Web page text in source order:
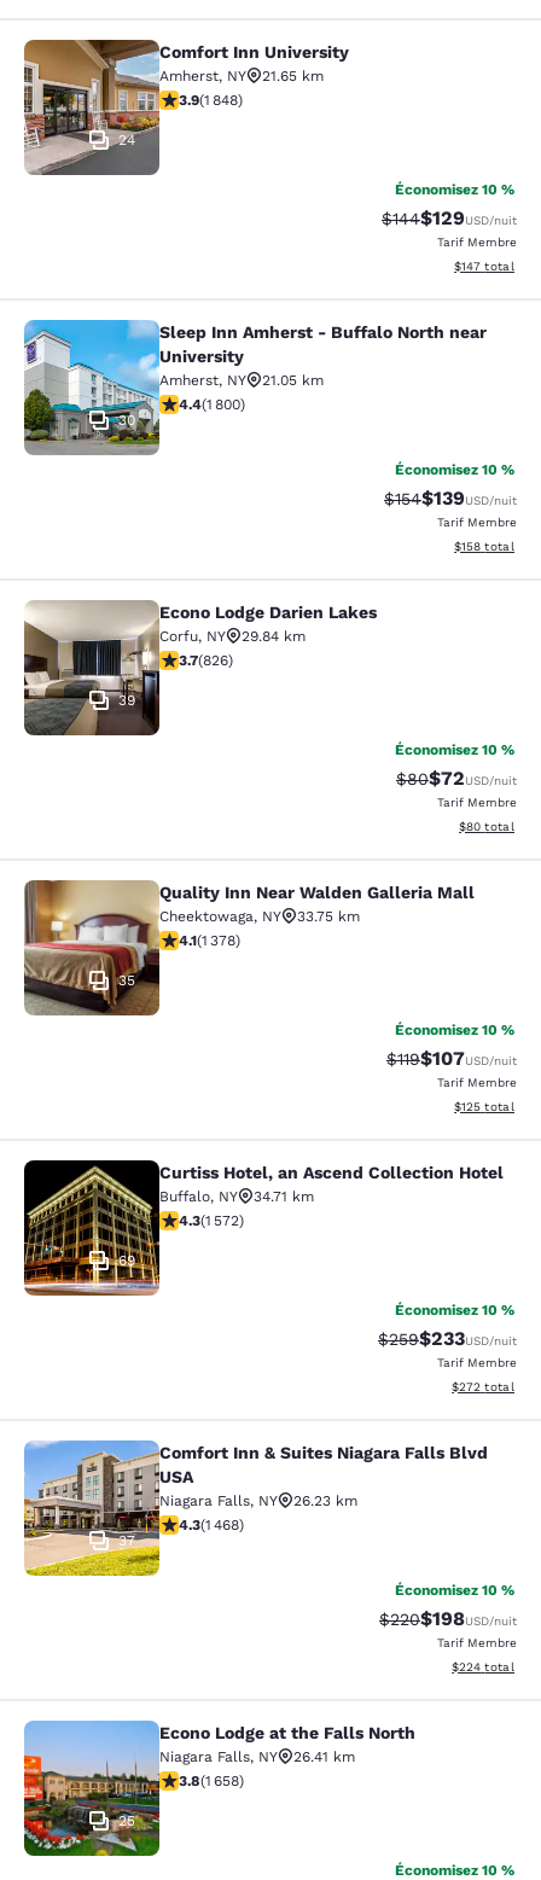
Comfort Inn University
24
Comfort Inn University
Amherst, NY
21.65 km
3.88 étoiles. Bien. 1848 commentaires
3.9(1 848)
Économisez 10 %
Tarif barré :
$144Tarif réduit :
$129USD/nuit
Tarif Membre
Afficher les
$147 total
Sleep Inn Amherst - Buffalo North
30
Sleep Inn Amherst - Buffalo North near
University
Amherst, NY
21.05 km
4.38 étoiles. Excellent. 1800 commentaires
4.4(1 800)
Économisez 10 %
Tarif barré :
$154Tarif réduit :
$139USD/nuit
Tarif Membre
Afficher les
$158 total
Econo Lodge Darien Lakes
39
Econo Lodge Darien Lakes
Corfu, NY
29.84 km
3.69 étoiles. Bien. 826 commentaires
3.7(826)
Économisez 10 %
Tarif barré :
$80Tarif réduit :
$72USD/nuit
Tarif Membre
Afficher les
$80 total
Quality Inn Near Walden Galleria
35
Quality Inn Near Walden Galleria Mall
Cheektowaga, NY
33.75 km
4.12 étoiles. Très Bien. 1378 commentaires
4.1(1 378)
Économisez 10 %
Tarif barré :
$119Tarif réduit :
$107USD/nuit
Tarif Membre
Afficher les
$125 total
Curtiss Hotel, an Ascend Collection
69
Curtiss Hotel, an Ascend Collection Hotel
Buffalo, NY
34.71 km
4.32 étoiles. Excellent. 1572 commentaires
4.3(1 572)
Économisez 10 %
Tarif barré :
$259Tarif réduit :
$233USD/nuit
Tarif Membre
Afficher les
$272 total
Comfort Inn & Suites Niagara Falls
37
Comfort Inn & Suites Niagara Falls Blvd
USA
Niagara Falls, NY
26.23 km
4.35 étoiles. Excellent. 1468 commentaires
4.3(1 468)
Économisez 10 %
Tarif barré :
$220Tarif réduit :
$198USD/nuit
Tarif Membre
Afficher les
$224 total
Econo Lodge at the Falls North
25
Econo Lodge at the Falls North
Niagara Falls, NY
26.41 km
3.77 étoiles. Bien. 1658 commentaires
3.8(1 658)
Économisez 10 %